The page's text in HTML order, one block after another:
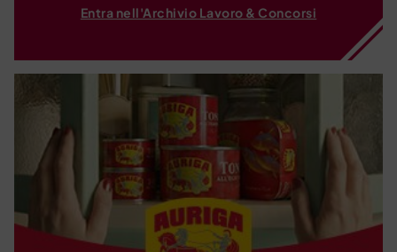
Entra nell'Archivio Lavoro & Concorsi